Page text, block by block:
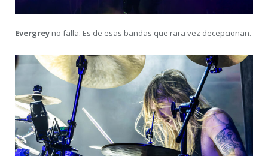
Evergrey no falla. Es de esas bandas que rara vez decepcionan.